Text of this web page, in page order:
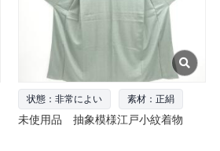
状態：非常によい 素材：正絹
未使用品 抽象模様江戸小紋着物